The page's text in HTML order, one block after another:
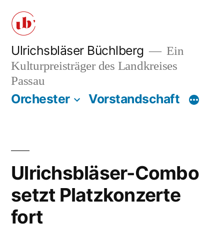
Zum
Inhalt
springen
Ulrichsbläser Büchlberg
Ein
Kulturpreisträger des Landkreises
Passau
Orchester Vorstandschaft
Ulrichsbläser-Combo
setzt Platzkonzerte
fort